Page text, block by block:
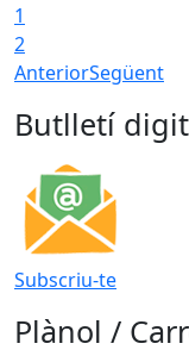
1
2
AnteriorSegüent
Butlletí
Subscriu-te
Plànol /